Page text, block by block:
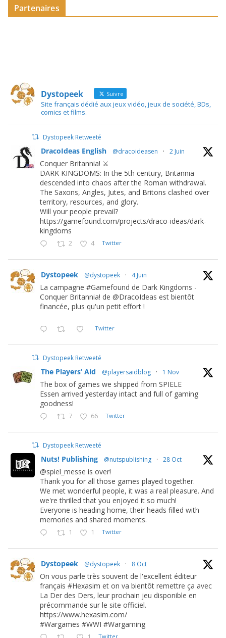
Partenaires
Dystopeek Suivre
Site français dédié aux jeux vidéo, jeux de société, BDs,
comics et films.
Dystopeek Retweeté
DracoIdeas English @dracoideasen · 2 Juin
Conquer Britannia! ⚔️
DARK KINGDOMS: In the 5th century, Britannia
descended into chaos after the Roman withdrawal.
The Saxons, Angles, Jutes, and Britons clashed over
territory, resources, and glory.
Will your people prevail?
https://gamefound.com/projects/draco-ideas/dark-
kingdoms
2 4 Twitter
Dystopeek @dystopeek · 4 Juin
La campagne #Gamefound de Dark Kingdoms -
Conquer Britannia! de @DracoIdeas est bientôt
financée, plus qu'un petit effort !
Twitter
Dystopeek Retweeté
The Players’ Aid @playersaidblog · 1 Nov
The box of games we shipped from SPIELE
Essen arrived yesterday intact and full of gaming
goodness!
7 66 Twitter
Dystopeek Retweeté
Nuts! Publishing @nutspublishing · 28 Oct
@spiel_messe is over!
Thank you for all those games played together.
We met wonderful people, it was a real pleasure. And
we're thrilled that you enjoyed it so much!
Everyone is heading home, their heads filled with
memories and shared moments.
1 1 Twitter
Dystopeek @dystopeek · 8 Oct
On vous parle très souvent de l'excellent éditeur
français #Hexasim et on va bientôt remettre ça avec
La Der des Ders, leur prochain jeu disponible en
précommande sur le site officiel.
https://www.hexasim.com/
#Wargames #WWI #Wargaming
Twitter